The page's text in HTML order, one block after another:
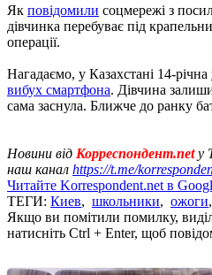
Як повідомили соцмережі з
дівчинка перебуває під
операції.
Нагадаємо, у Казахстані 14-річна
вибух смартфона. Дівчина
сама заснула. Ближче до ранку
Новини від Корреспондент.netу
наш канал https://t.me/
Читайте Korrespondent.net в
ТЕГИ: Киев, школьники, ожоги,
Якщо ви помітили помилку,
натисніть Ctrl + Enter, щоб